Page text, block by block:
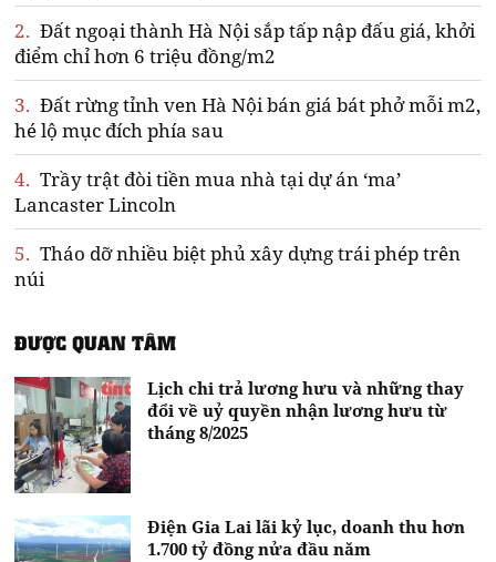
2. Đất ngoại thành Hà Nội sắp tấp nập đấu giá, khởi
điểm chỉ hơn 6 triệu đồng/m2
3. Đất rừng tỉnh ven Hà Nội bán giá bát phở mỗi m2,
hé lộ mục đích phía sau
4. Trầy trật đòi tiền mua nhà tại dự án ‘ma’
Lancaster Lincoln
5. Tháo dỡ nhiều biệt phủ xây dựng trái phép trên
núi
ĐƯỢC QUAN TÂM
Lịch chi trả lương hưu và những thay
đổi về uỷ quyền nhận lương hưu từ
tháng 8/2025
Điện Gia Lai lãi kỷ lục, doanh thu hơn
1.700 tỷ đồng nửa đầu năm